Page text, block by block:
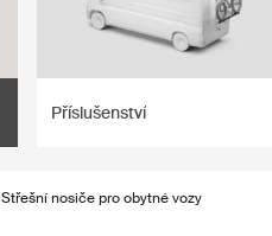
Příslušenství
Střešní nosiče pro obytné vozy